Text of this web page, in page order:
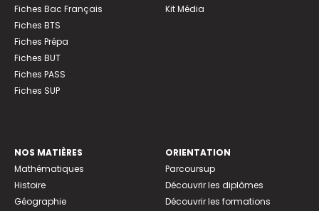
Fiches Bac Français
Fiches BTS
Fiches Prépa
Fiches BUT
Fiches PASS
Fiches SUP
Kit Média
NOS MATIÈRES
Mathématiques
Histoire
Géographie
ORIENTATION
Parcoursup
Découvrir les diplômes
Découvrir les formations